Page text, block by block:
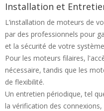
Installation et
L’installation de moteurs de
par des professionnels pour
et la sécurité de votre
Pour les moteurs filaires,
nécessaire, tandis que les
de flexibilité.
Un entretien périodique, tel
la vérification des